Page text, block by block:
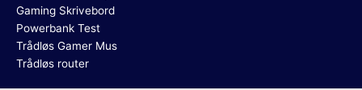
Gaming Skrivebord
Powerbank Test
Trådløs Gamer Mus
Trådløs router